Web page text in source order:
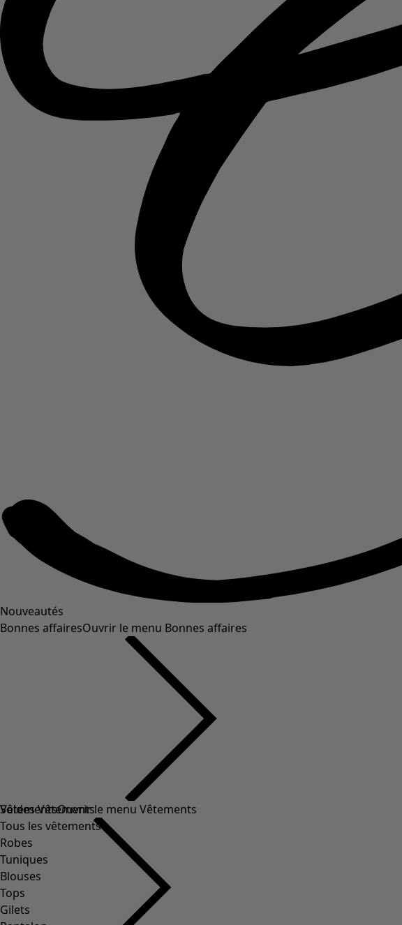
Nouveautés
Bonnes affairesOuvrir le menu Bonnes affaires
Soldes Vêtements
Tous les vêtements
Robes
Tuniques
Blouses
Tops
Gilets
VêtementsOuvrir le menu Vêtements